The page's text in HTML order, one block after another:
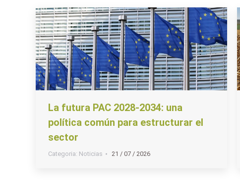
La futura PAC 2028-2034: una
política común para estructurar el
sector
Categoria: Noticias 21 / 07 / 2026